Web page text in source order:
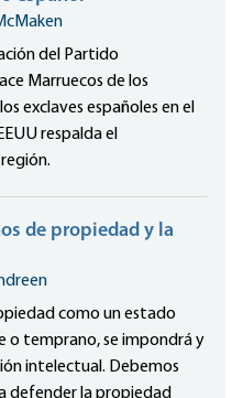
del Partido
Marruecos de los
exclaves españoles en el
respalda el
de propiedad y la
como un estado
o temprano, se impondrá y
intelectual. Debemos
defender la propiedad